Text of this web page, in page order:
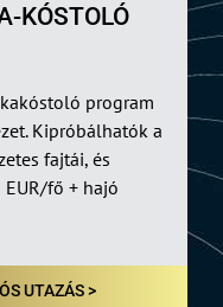
KÓSTOLÓ
program
Kipróbálhatók a
fajtái, és
EUR/fő + hajó
UTAZÁS >